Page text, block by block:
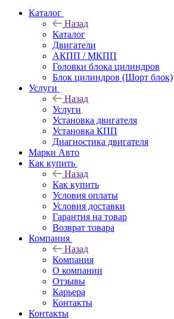
Каталог
Назад
Каталог
Двигатели
АКПП / МКПП
Головки блока цилиндров
Блок цилиндров (Шорт блок)
Услуги
Назад
Услуги
Установка двигателя
Установка КПП
Диагностика двигателя
Марки Авто
Как купить
Назад
Как купить
Условия оплаты
Условия доставки
Гарантия на товар
Возврат товара
Компания
Назад
Компания
О компании
Отзывы
Карьера
Контакты
Контакты